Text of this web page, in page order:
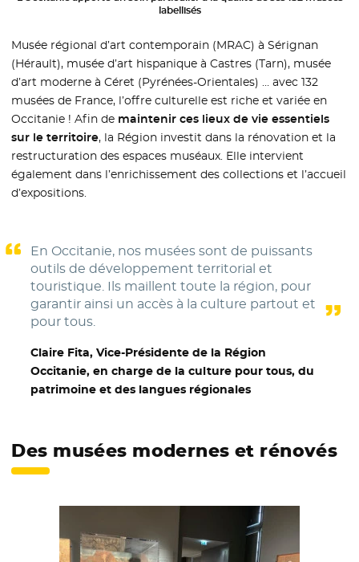
labellisés
Musée régional d’art contemporain (MRAC) à Sérignan
(Hérault), musée d’art hispanique à Castres (Tarn), musée
d’art moderne à Céret (Pyrénées-Orientales) … avec 132
musées de France, l’offre culturelle est riche et variée en
Occitanie ! Afin de maintenir ces lieux de vie essentiels
sur le territoire, la Région investit dans la rénovation et la
restructuration des espaces muséaux. Elle intervient
également dans l’enrichissement des collections et l’accueil
d’expositions.
En Occitanie, nos musées sont de puissants
outils de développement territorial et
touristique. Ils maillent toute la région, pour
garantir ainsi un accès à la culture partout et
pour tous.
Claire Fita, Vice-Présidente de la Région
Occitanie, en charge de la culture pour tous, du
patrimoine et des langues régionales
Des musées modernes et rénovés